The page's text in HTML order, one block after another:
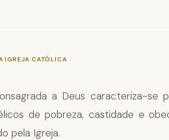
IGREJA CATÓLICA
a Deus caracteriza-se
de pobreza, castidade e
pela Igreja.